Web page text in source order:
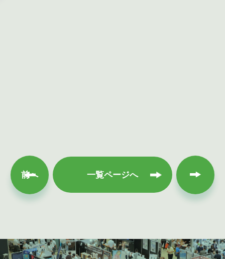
前へ 一覧ページへ
次へ